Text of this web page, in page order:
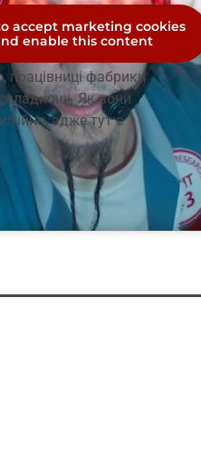
в одній з ролей
Світлана Лобода.
в одну:
працівниці фабрики
Як вони
адже тут є
accept marketing cookies
enable this content